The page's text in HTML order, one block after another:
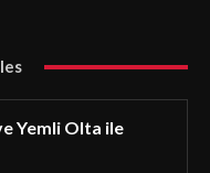
Yemli Olta ile